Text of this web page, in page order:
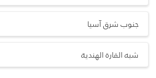
جنوب شرق آسيا
شبه القارة الهندية